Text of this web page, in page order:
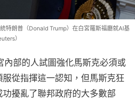
特朗普（Donald Trump）在白宮羅斯福廳就AI基
）
內部的人試圖強化馬斯克必須或
從指揮這一認知，但馬斯克狂
擾亂了聯邦政府的大多數部